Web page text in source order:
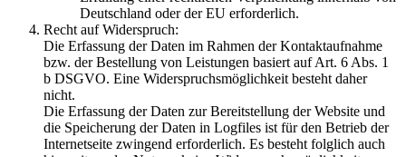
Deutschland oder der EU erforderlich.
Recht auf Widerspruch:
Die Erfassung der Daten im Rahmen der Kontaktaufnahme
bzw. der Bestellung von Leistungen basiert auf Art. 6 Abs. 1
b DSGVO. Eine Widerspruchsmöglichkeit besteht daher
nicht.
Die Erfassung der Daten zur Bereitstellung der Website und
die Speicherung der Daten in Logfiles ist für den Betrieb der
Internetseite zwingend erforderlich. Es besteht folglich auch